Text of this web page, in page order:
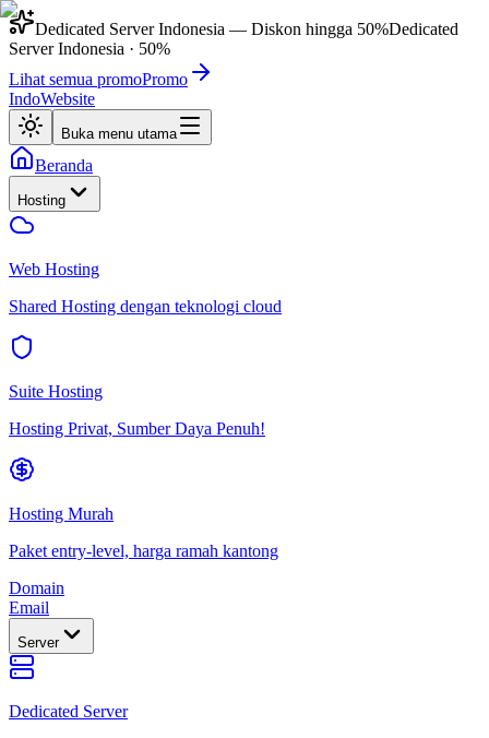
Dedicated Server Indonesia — Diskon hingga 50%Dedicated
Server Indonesia · 50%
Lihat semua promoPromo
IndoWebsite
Buka menu utama
Beranda
Hosting
Web Hosting
Shared Hosting dengan teknologi cloud
Suite Hosting
Hosting Privat, Sumber Daya Penuh!
Hosting Murah
Paket entry-level, harga ramah kantong
Domain
Email
Server
Dedicated Server